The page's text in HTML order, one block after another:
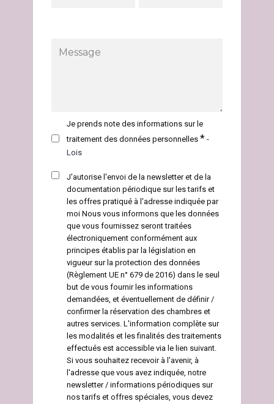
Je prends note des informations sur le
traitement des données personnelles * -
Lois
J'autorise l'envoi de la newsletter et de la
documentation périodique sur les tarifs et
les offres pratiqué à l'adresse indiquée par
moi Nous vous informons que les données
que vous fournissez seront traitées
électroniquement conformément aux
principes établis par la législation en
vigueur sur la protection des données
(Règlement UE n° 679 de 2016) dans le seul
but de vous fournir les informations
demandées, et éventuellement de définir /
confirmer la réservation des chambres et
autres services. L'information complète sur
les modalités et les finalités des traitements
effectués est accessible via le lien suivant.
Si vous souhaitez recevoir à l'avenir, à
l'adresse que vous avez indiquée, notre
newsletter / informations périodiques sur
nos tarifs et offres spéciales, vous devez